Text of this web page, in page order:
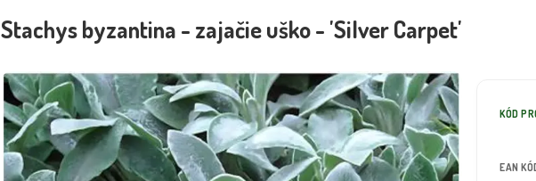
Stachys byzantina - zajačie uško - 'Silver Carpet'
KÓD
EAN